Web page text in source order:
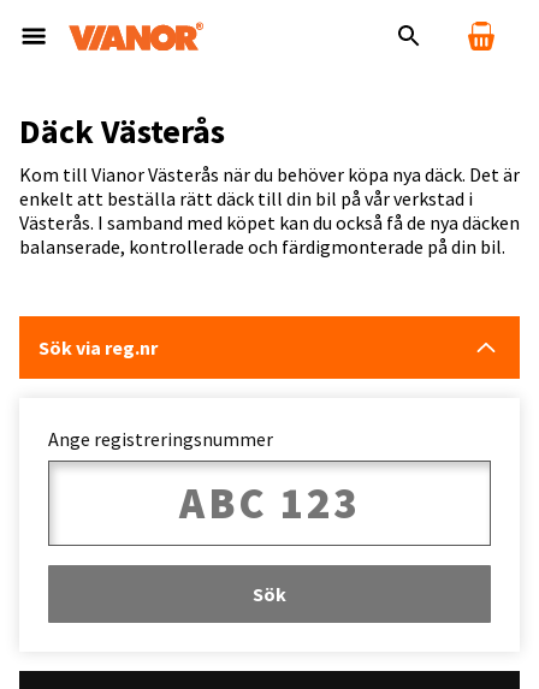
Däck Västerås
Kom till Vianor Västerås när du behöver köpa nya däck. Det är
enkelt att beställa rätt däck till din bil på vår verkstad i
Västerås. I samband med köpet kan du också få de nya däcken
balanserade, kontrollerade och färdigmonterade på din bil.
Sök via reg.nr
Ange registreringsnummer
Sök